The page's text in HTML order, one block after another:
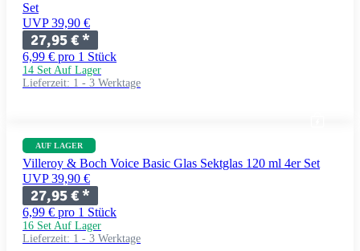
Set
UVP 39,90 €
27,95 €*
6,99 € pro 1 Stück
14 Set Auf Lager
Lieferzeit: 1 - 3 Werktage
AUF LAGER
Villeroy & Boch Voice Basic Glas Sektglas 120 ml 4er Set
UVP 39,90 €
27,95 €*
6,99 € pro 1 Stück
16 Set Auf Lager
Lieferzeit: 1 - 3 Werktage